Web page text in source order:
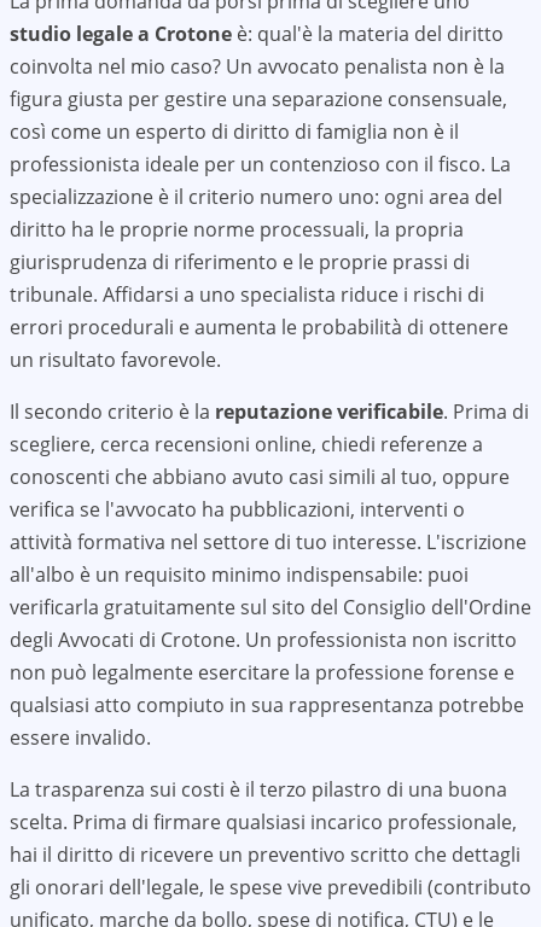
studio legale a Crotone è: qual'è la materia del diritto
coinvolta nel mio caso? Un avvocato penalista non è la
figura giusta per gestire una separazione consensuale,
così come un esperto di diritto di famiglia non è il
professionista ideale per un contenzioso con il fisco. La
specializzazione è il criterio numero uno: ogni area del
diritto ha le proprie norme processuali, la propria
giurisprudenza di riferimento e le proprie prassi di
tribunale. Affidarsi a uno specialista riduce i rischi di
errori procedurali e aumenta le probabilità di ottenere
un risultato favorevole.
Il secondo criterio è la reputazione verificabile. Prima di
scegliere, cerca recensioni online, chiedi referenze a
conoscenti che abbiano avuto casi simili al tuo, oppure
verifica se l'avvocato ha pubblicazioni, interventi o
attività formativa nel settore di tuo interesse. L'iscrizione
all'albo è un requisito minimo indispensabile: puoi
verificarla gratuitamente sul sito del Consiglio dell'Ordine
degli Avvocati di Crotone. Un professionista non iscritto
non può legalmente esercitare la professione forense e
qualsiasi atto compiuto in sua rappresentanza potrebbe
essere invalido.
La trasparenza sui costi è il terzo pilastro di una buona
scelta. Prima di firmare qualsiasi incarico professionale,
hai il diritto di ricevere un preventivo scritto che dettagli
gli onorari dell'legale, le spese vive prevedibili (contributo
unificato, marche da bollo, spese di notifica, CTU) e le